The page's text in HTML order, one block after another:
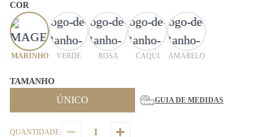
COR
MARINHO VERDE ROSA CAQUI AMARELO
TAMANHO
ÚNICO GUIA DE MEDIDAS
QUANTIDADE: